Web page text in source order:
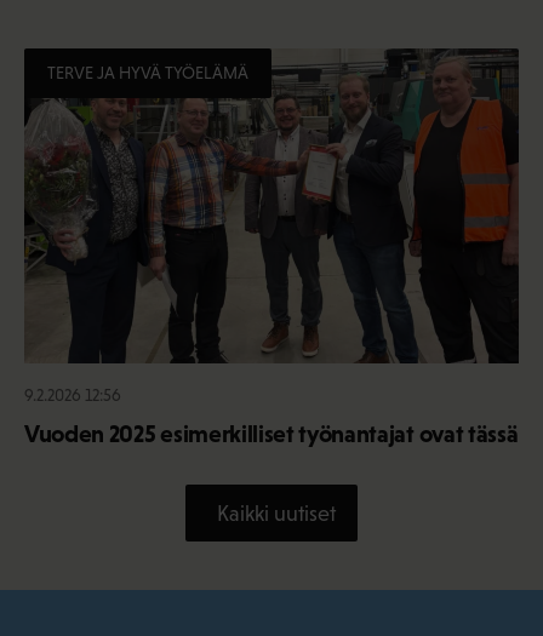
TERVE JA HYVÄ TYÖELÄMÄ
9.2.2026 12:56
Vuoden 2025 esimerkilliset työnantajat ovat tässä
Kaikki uutiset